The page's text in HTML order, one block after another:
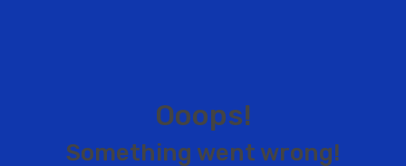
Ooops!
Something went wrong!